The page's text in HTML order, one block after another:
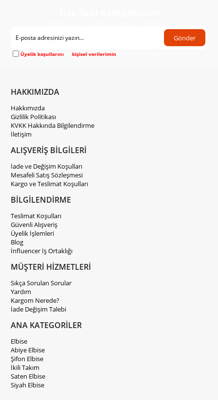
Gönder
Üyelik koşullarını vekişisel verilerimin
HAKKIMIZDA
Hakkımızda
Gizlilik Politikası
KVKK Hakkında Bilgilendirme
İletişim
ALIŞVERİŞ BİLGİLERİ
İade ve Değişim Koşulları
Mesafeli Satış Sözleşmesi
Kargo ve Teslimat Koşulları
BİLGİLENDİRME
Teslimat Koşulları
Güvenli Alışveriş
Üyelik İşlemleri
Blog
İnfluencer İş Ortaklığı
MÜŞTERİ HİZMETLERİ
Sıkça Sorulan Sorular
Yardım
Kargom Nerede?
İade Değişim Talebi
ANA KATEGORİLER
Elbise
Abiye Elbise
Şifon Elbise
İkili Takım
Saten Elbise
Siyah Elbise